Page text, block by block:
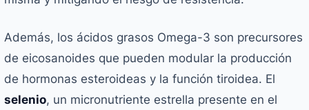
Además, los ácidos grasos Omega-3 son precursores
de eicosanoides que pueden modular la producción
de hormonas esteroideas y la función tiroidea. El
selenio, un micronutriente estrella presente en el